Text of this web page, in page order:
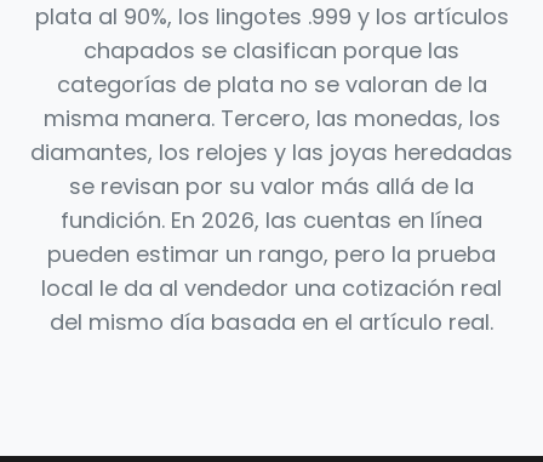
plata al 90%, los lingotes .999 y los artículos
chapados se clasifican porque las
categorías de plata no se valoran de la
misma manera. Tercero, las monedas, los
diamantes, los relojes y las joyas heredadas
se revisan por su valor más allá de la
fundición. En 2026, las cuentas en línea
pueden estimar un rango, pero la prueba
local le da al vendedor una cotización real
del mismo día basada en el artículo real.